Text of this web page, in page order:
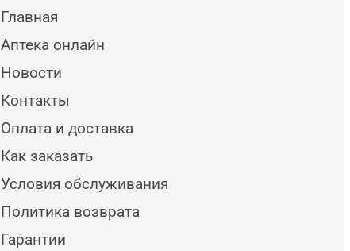
Главная
Аптека онлайн
Новости
Контакты
Оплата и доставка
Как заказать
Условия обслуживания
Политика возврата
Гарантии